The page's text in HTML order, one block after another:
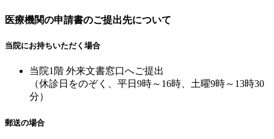
医療機関の申請書のご提出先について
当院にお持ちいただく場合
当院1階 外来文書窓口へご提出
（休診日をのぞく、平日9時～16時、土曜9時～13時30
分）
郵送の場合